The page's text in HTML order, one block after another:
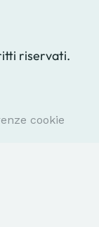
riservati.
cookie